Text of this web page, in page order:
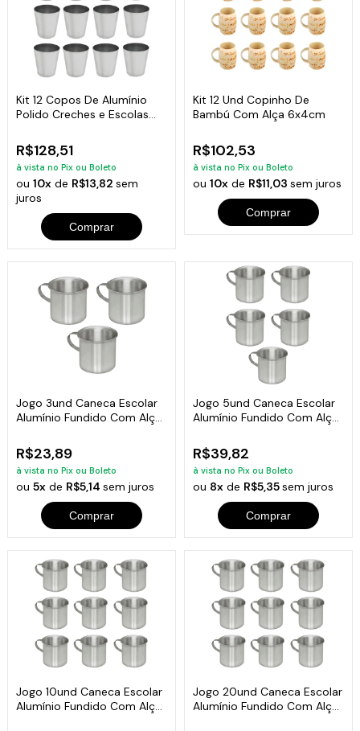
Kit 12 Copos De Alumínio
Polido Creches e Escolas
R$128,51
à vista no Pix ou Boleto
ou10x de R$13,82sem
juros
Comprar
Kit 12 Und Copinho De
Bambú Com Alça 6x4cm
R$102,53
à vista no Pix ou Boleto
ou 10xde R$11,03 sem juros
Comprar
Jogo 3und Caneca Escolar
Alumínio Fundido Com Alça
R$23,89
à vista no Pix ou Boleto
ou5x de R$5,14sem juros
Comprar
Jogo 5und Caneca Escolar
Alumínio Fundido Com Alça
R$39,82
à vista no Pix ou Boleto
ou 8xde R$5,35sem juros
Comprar
Jogo 10und Caneca Escolar
Alumínio Fundido Com Alça
Jogo 20und Caneca Escolar
Alumínio Fundido Com Alça